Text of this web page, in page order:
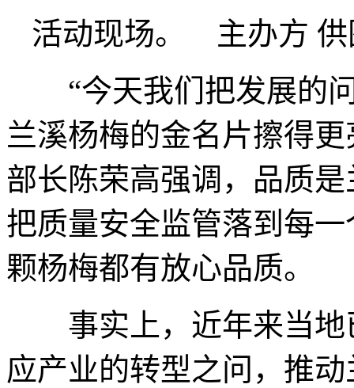
活动现场。 主办方 供
“今天我们把发展的问
兰溪杨梅的金名片擦得
部长陈荣高强调，品质
把质量安全监管落到每
颗杨梅都有放心品质。
事实上，近年来当地
应产业的转型之问，推